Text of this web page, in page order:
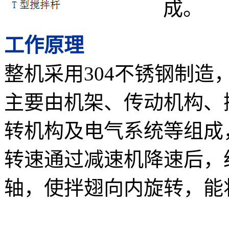
成。
工作原理
整机采用304不锈钢制造
主要由机架、传动机构
转机构及电气系统等组
转速通过减速机降速后
轴，使拌翅向内旋转，